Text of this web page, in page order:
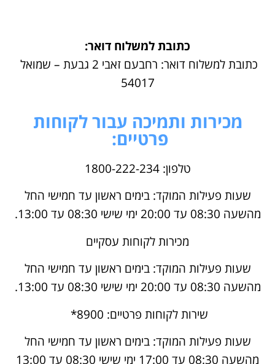
כתובת למשלוח דואר:
כתובת למשלוח דואר: רחבעם זאבי 2 גבעת – שמואל
54017
מכירות ותמיכה עבור לקוחות
פרטיים:
טלפון: 1800-222-234
שעות פעילות המוקד: בימים ראשון עד חמישי החל
מהשעה 08:30 עד 20:00 ימי שישי 08:30 עד 13:00.
מכירות לקוחות עסקיים
שעות פעילות המוקד: בימים ראשון עד חמישי החל
מהשעה 08:30 עד 20:00 ימי שישי 08:30 עד 13:00.
שירות לקוחות פרטיים: 8900*
שעות פעילות המוקד: בימים ראשון עד חמישי החל
מהשעה 08:30 עד 17:00 ימי שישי 08:30 עד 13:00